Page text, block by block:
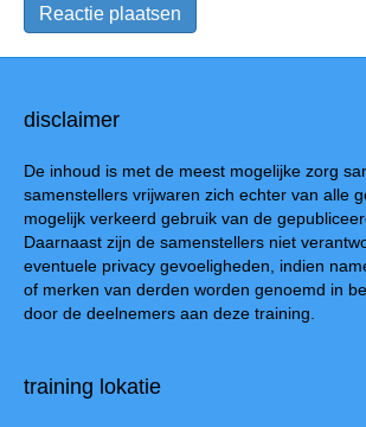
disclaimer
De inhoud is met de meest mogelijke zorg
samenstellers vrijwaren zich echter van alle
mogelijk verkeerd gebruik van de
Daarnaast zijn de samenstellers niet
eventuele privacy gevoeligheden, indien
of merken van derden worden genoemd in
door de deelnemers aan deze training.
training lokatie